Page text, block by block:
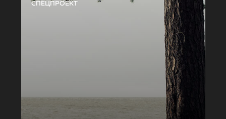
СПЕЦПРОЕКТ